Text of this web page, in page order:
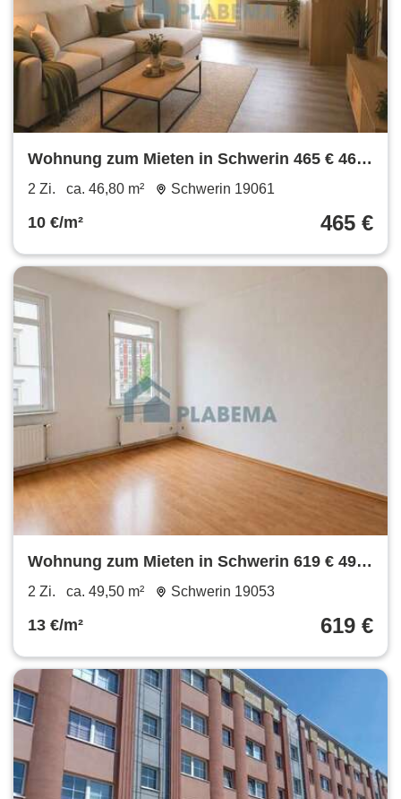
Wohnung zum Mieten in Schwerin 465 € 46.8
m²
2 Zi. ca. 46,80 m² Schwerin 19061
10 €/m² 465 €
Wohnung zum Mieten in Schwerin 619 € 49.5
m²
2 Zi. ca. 49,50 m² Schwerin 19053
13 €/m² 619 €